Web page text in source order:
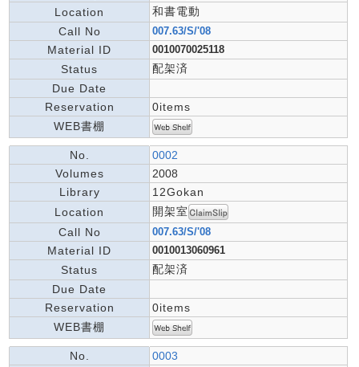
Location
和書電動
Call No
007.63/S/'08
Material ID 0010070025118
Status
配架済
Due Date
Reservation
0items
WEB書棚
No.
0002
Volumes
2008
Library
12Gokan
Location
開架室
Call No
007.63/S/'08
Material ID 0010013060961
Status
配架済
Due Date
Reservation
0items
WEB書棚
No.
0003